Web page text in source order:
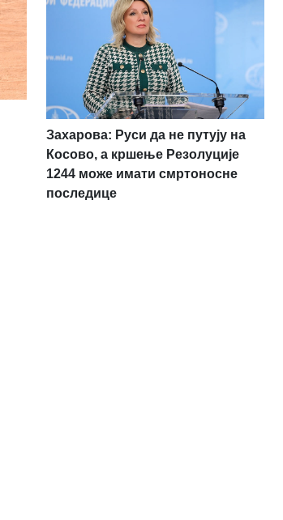
Захарова: Руси да не путују на
Косово, а кршење Резолуције
1244 може имати смртоносне
последице